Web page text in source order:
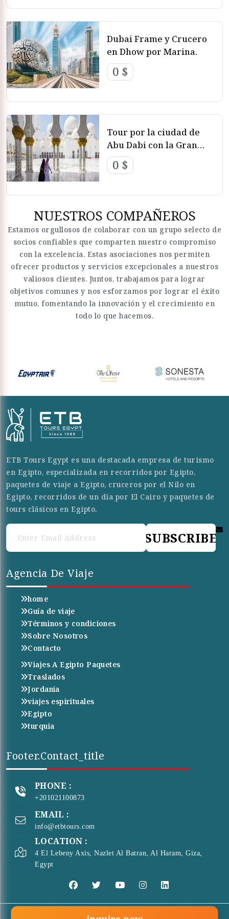
a través de Excursiones y Tours de Día en Dubái, que ofrece
experiencias inolvidables a los visitantes y contribuye a
que su viaje a esta ciudad encantadora sea una aventura
única y emocionante
Dubai Frame y Crucero
en Dhow por Marina.
0 $
Tour por la ciudad de
Abu Dabi con la Gran
Mezquita
0 $
NUESTROS COMPAÑEROS
Estamos orgullosos de colaborar con un grupo selecto de
socios confiables que comparten nuestro compromiso
con la excelencia. Estas asociaciones nos permiten
ofrecer productos y servicios excepcionales a nuestros
valiosos clientes. Juntos, trabajamos para lograr
objetivos comunes y nos esforzamos por lograr el éxito
mutuo, fomentando la innovación y el crecimiento en
todo lo que hacemos.
ETB Tours Egypt es una destacada empresa de turismo
en Egipto, especializada en recorridos por Egipto,
paquetes de viaje a Egipto, cruceros por el Nilo en
Egipto, recorridos de un día por El Cairo y paquetes de
tours clásicos en Egipto.
SUBSCRIBE
Agencia De Viaje
home
Guía de viaje
Términos y condiciones
Sobre Nosotros
Contacto
Viajes A Egipto Paquetes
Traslados
Jordania
viajes espirituales
Egipto
turquia
Footer.contact_title
PHONE :
+201021100873
EMAIL :
info@etbtours.com
LOCATION :
4 El Lebeny Axis, Nazlet Al Batran, Al Haram, Giza,
Egypt